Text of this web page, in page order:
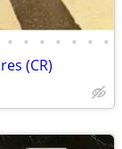
• • • • • • •
(CR)